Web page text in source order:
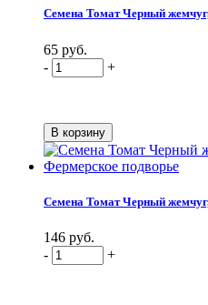
Семена Томат Черный
65 руб.
-
+
Семена Томат Черный
146 руб.
-
+